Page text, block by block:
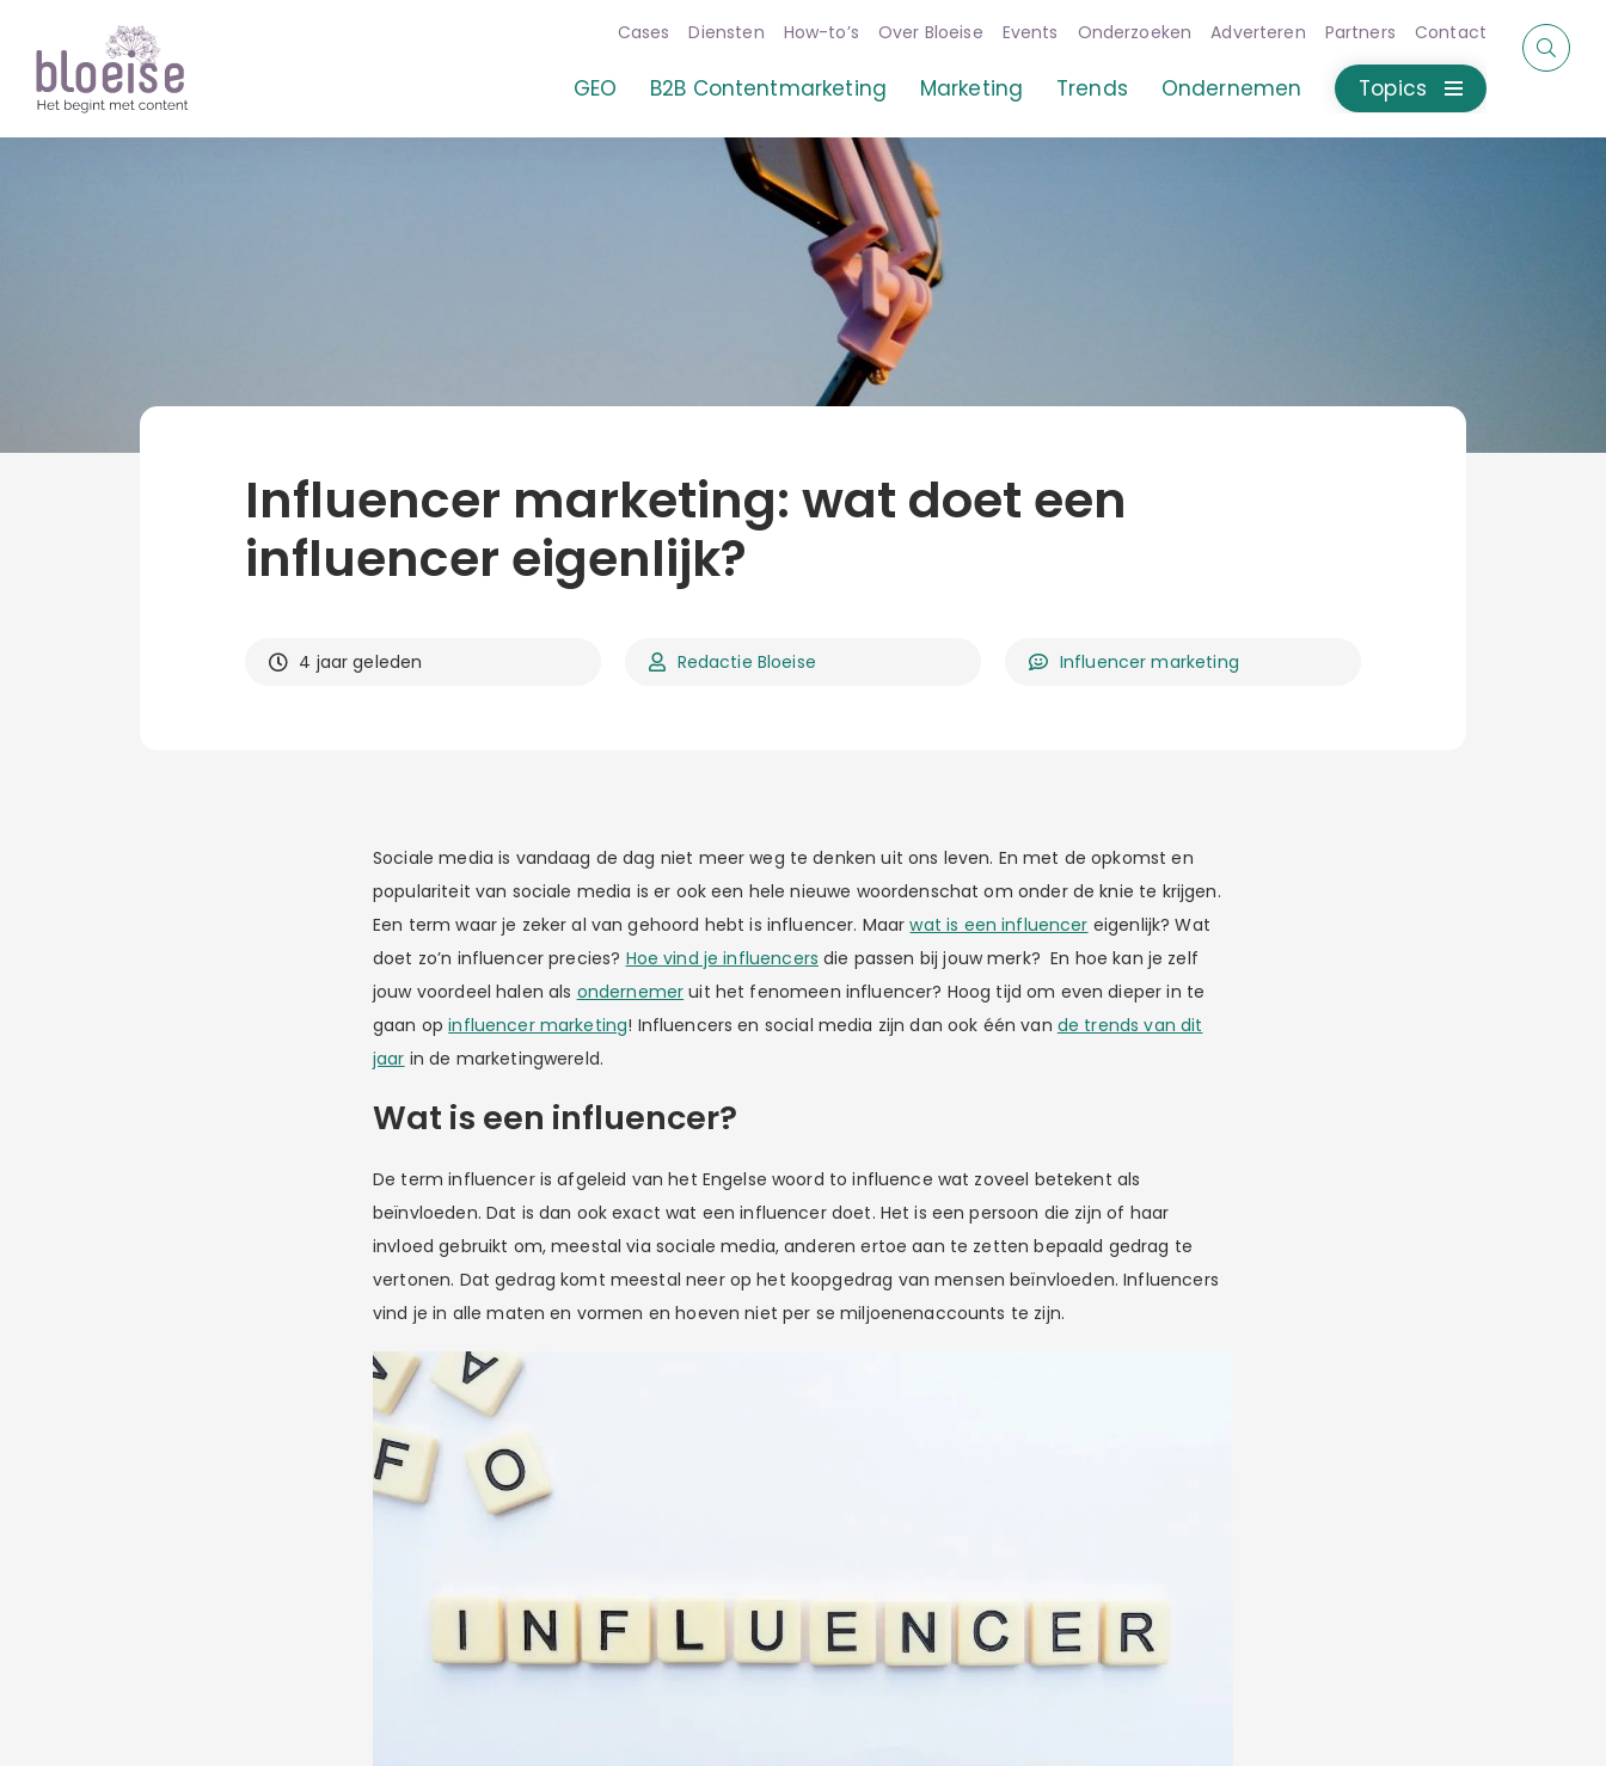
Artikelen
Cases Diensten How-to’s Over Bloeise Events Onderzoeken Adverteren Partners Contact
GEO B2B Contentmarketing Marketing Trends Ondernemen Topics
Influencer marketing: wat doet een
influencer eigenlijk?
4 jaar geleden Redactie Bloeise Influencer marketing
Sociale media is vandaag de dag niet meer weg te denken uit ons leven. En met de opkomst en
populariteit van sociale media is er ook een hele nieuwe woordenschat om onder de knie te krijgen.
Een term waar je zeker al van gehoord hebt is influencer. Maarwat is een influencer eigenlijk? Wat
doet zo’n influencer precies? Hoe vind je influencers die passen bij jouw merk? En hoe kan je zelf
jouw voordeel halen als ondernemer uit het fenomeen influencer? Hoog tijd om even dieper in te
gaan opinfluencer marketing! Influencers en social media zijn dan ook één van de trends van dit
jaar in de marketingwereld.
Wat is een influencer?
De term influencer is afgeleid van het Engelse woord to influence wat zoveel betekent als
beïnvloeden. Dat is dan ook exact wat een influencer doet. Het is een persoon die zijn of haar
invloed gebruikt om, meestal via sociale media, anderen ertoe aan te zetten bepaald gedrag te
vertonen. Dat gedrag komt meestal neer op het koopgedrag van mensen beïnvloeden. Influencers
vind je in alle maten en vormen en hoeven niet per se miljoenenaccounts te zijn.